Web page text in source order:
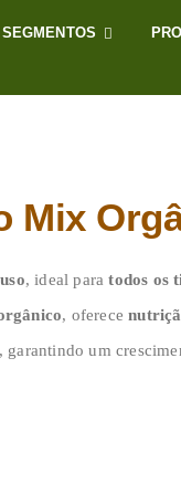
SEGMENTOS
Mix
, ideal paratodos os
, oferece
, garantindo um